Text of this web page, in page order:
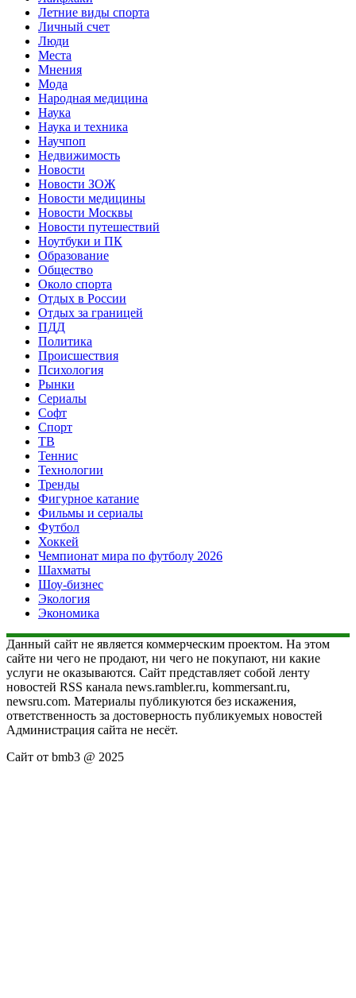
Летние виды спорта
Личный счет
Люди
Места
Мнения
Мода
Народная медицина
Наука
Наука и техника
Научпоп
Недвижимость
Новости
Новости ЗОЖ
Новости медицины
Новости Москвы
Новости путешествий
Ноутбуки и ПК
Образование
Общество
Около спорта
Отдых в России
Отдых за границей
ПДД
Политика
Происшествия
Психология
Рынки
Сериалы
Софт
Спорт
ТВ
Теннис
Технологии
Тренды
Фигурное катание
Фильмы и сериалы
Футбол
Хоккей
Чемпионат мира по футболу 2026
Шахматы
Шоу-бизнес
Экология
Экономика
Данный сайт не является коммерческим проектом. На этом
сайте ни чего не продают, ни чего не покупают, ни какие
услуги не оказываются. Сайт представляет собой ленту
новостей RSS канала news.rambler.ru, kommersant.ru,
newsru.com. Материалы публикуются без искажения,
ответственность за достоверность публикуемых новостей
Администрация сайта не несёт.
Сайт от bmb3 @ 2025